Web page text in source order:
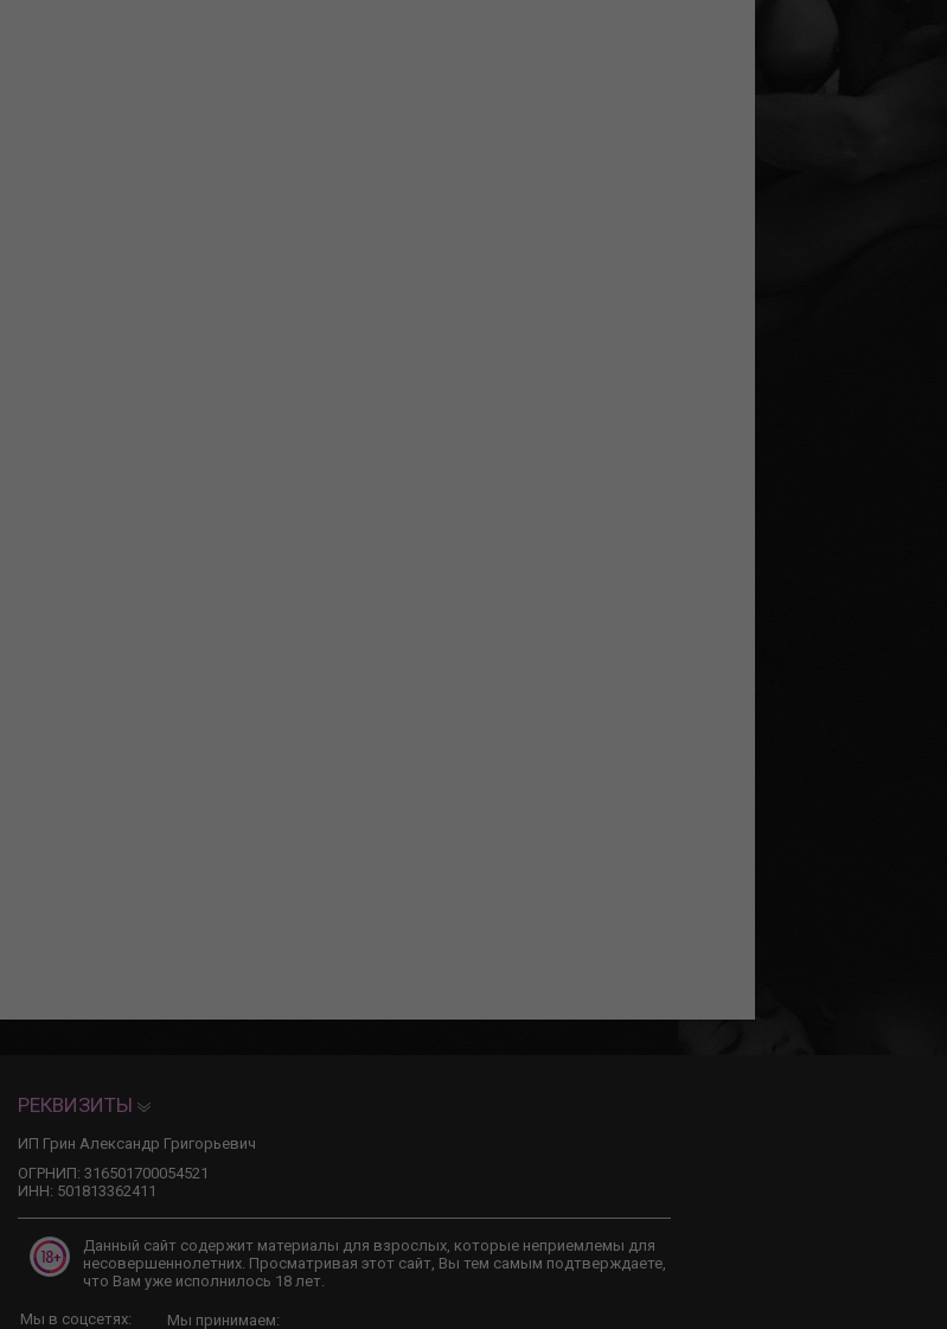
РЕКВИЗИТЫ
ИП Грин Александр Григорьевич
ОГРНИП: 316501700054521
ИНН: 501813362411
Данный сайт содержит материалы для взрослых, которые неприемлемы для
несовершеннолетних. Просматривая этот сайт, Вы тем самым подтверждаете,
что Вам уже исполнилось 18 лет.
Мы в соцсетях: Мы принимаем: